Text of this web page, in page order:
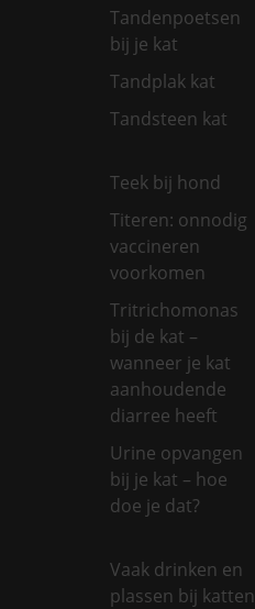
Tandenpoetsen
bij je kat
Tandplak kat
Tandsteen kat
Teek bij hond
Titeren: onnodig
vaccineren
voorkomen
Tritrichomonas
bij de kat –
wanneer je kat
aanhoudende
diarree heeft
Urine opvangen
bij je kat – hoe
doe je dat?
Vaak drinken en
plassen bij katten